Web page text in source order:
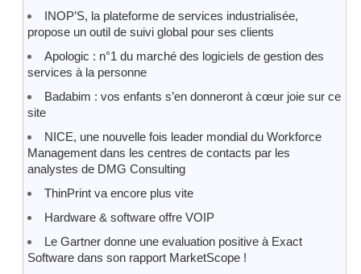
INOP’S, la plateforme de services industrialisée,
propose un outil de suivi global pour ses clients
Apologic : n°1 du marché des logiciels de gestion des
services à la personne
Badabim : vos enfants s’en donneront à cœur joie sur ce
site
NICE, une nouvelle fois leader mondial du Workforce
Management dans les centres de contacts par les
analystes de DMG Consulting
ThinPrint va encore plus vite
Hardware & software offre VOIP
Le Gartner donne une evaluation positive à Exact
Software dans son rapport MarketScope !